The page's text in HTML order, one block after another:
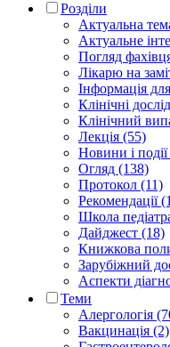
Розділи
Актуальна
Актуальне
Погляд
Лікарю на
Інформація
Клінічні
Клінічний
Лекція (55)
Новини і
Огляд (138)
Протокол (11)
Рекомендації
Школа
Дайджест (18)
Книжкова
Зарубіжний
Аспекти
Теми
Алергологія
Вакцинація (2)